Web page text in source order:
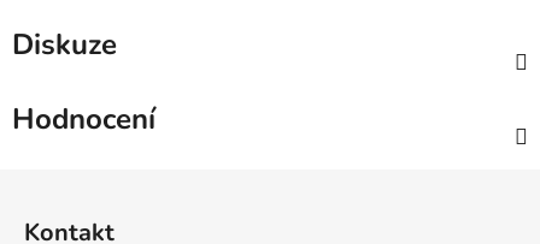
Diskuze
Hodnocení
Kontakt